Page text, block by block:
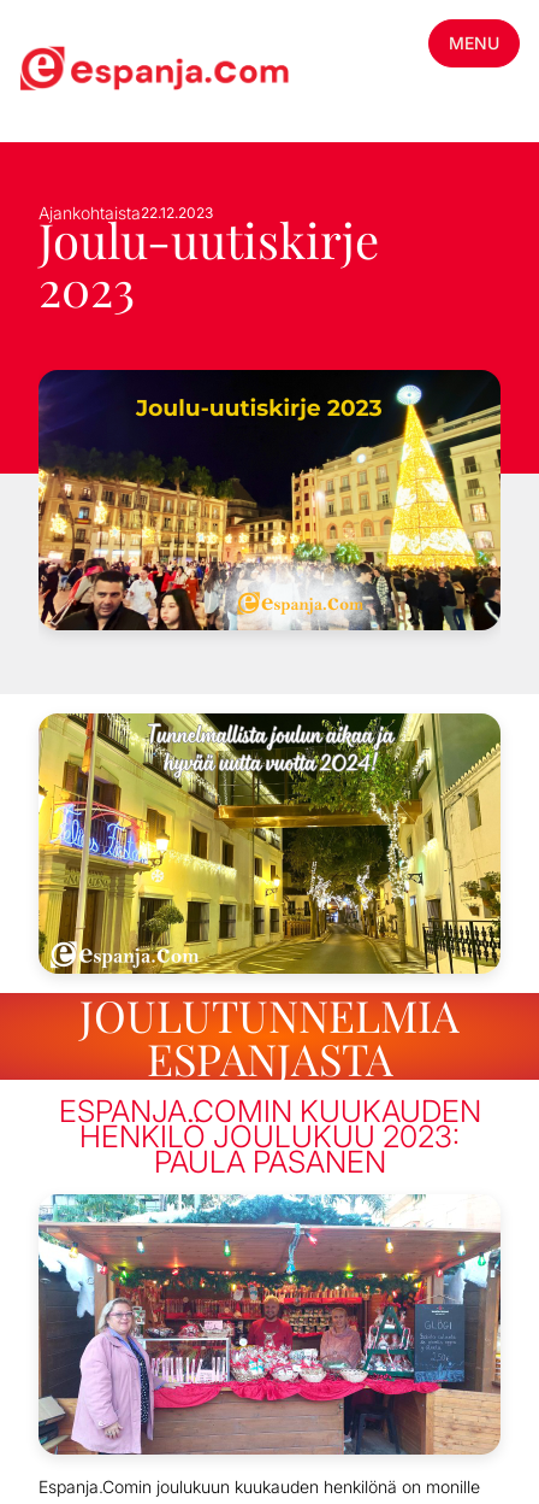
MENU
Ajankohtaista22.12.2023
Joulu-uutiskirje
2023
JOULUTUNNELMIA
ESPANJASTA
ESPANJA.COMIN KUUKAUDEN
HENKILÖ JOULUKUU 2023:
PAULA PASANEN
Espanja.Comin joulukuun kuukauden henkilönä on monille